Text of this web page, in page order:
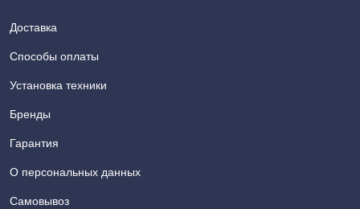
Доставка
Способы оплаты
Установка техники
Бренды
Гарантия
О персональных данных
Самовывоз